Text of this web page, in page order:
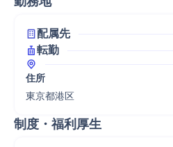
配属先
転勤
住所
東京都港区
制度・福利厚生